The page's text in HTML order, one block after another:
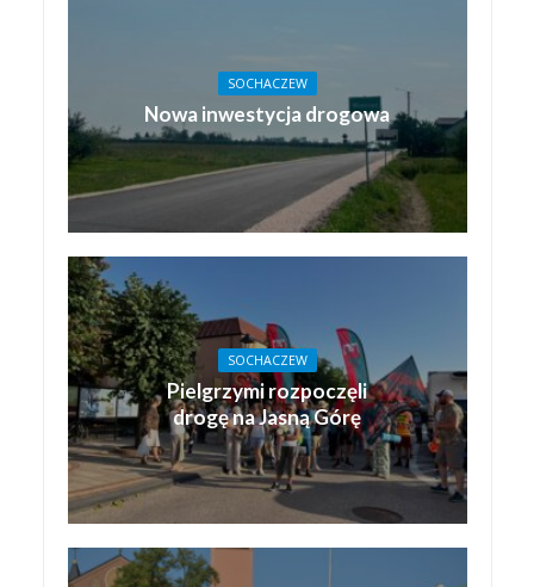
SOCHACZEW
Nowa inwestycja drogowa
SOCHACZEW
Pielgrzymi rozpoczęli
drogę na Jasną Górę